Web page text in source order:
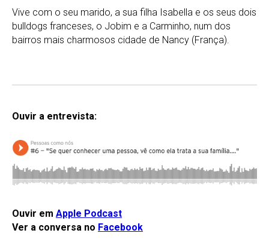
Vive com o seu marido, a sua filha Isabella e os seus dois
bulldogs franceses, o Jobim e a Carminho, num dos
bairros mais charmosos cidade de Nancy (França).
Ouvir a entrevista:
Ouvir em Apple Podcast
Ver a conversa no Facebook